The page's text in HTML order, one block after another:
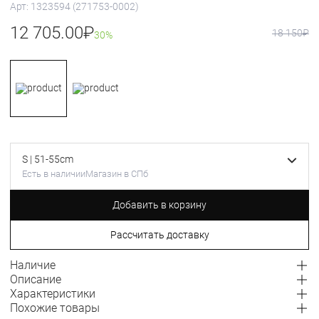
Арт: 1323594 (271753-0002)
12 705.00₽30% 18 150₽
S | 51-55cm
Есть в наличииМагазин в СПб
Добавить в корзину
Рассчитать доставку
Наличие
Описание
Характеристики
Похожие товары